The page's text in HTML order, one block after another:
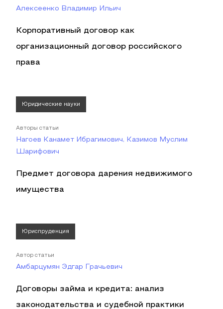
Алексеенко Владимир Ильич
Корпоративный договор как
организационный договор российского
права
Юридические науки
Авторы статьи
Нагоев Канамет Ибрагимович, Казимов Муслим
Шарифович
Предмет договора дарения недвижимого
имущества
Юриспруденция
Автор статьи
Амбарцумян Эдгар Грачьевич
Договоры займа и кредита: анализ
законодательства и судебной практики